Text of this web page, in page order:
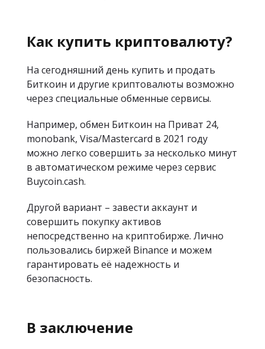
Как купить криптовалюту?
На сегодняшний день купить и продать
Биткоин и другие криптовалюты возможно
через специальные обменные сервисы.
Например, обмен Биткоин на Приват 24,
monobank, Visa/Mastercard в 2021 году
можно легко совершить за несколько минут
в автоматическом режиме через сервис
Buycoin.cash.
Другой вариант – завести аккаунт и
совершить покупку активов
непосредственно на криптобирже. Лично
пользовались биржей Binance и можем
гарантировать её надежность и
безопасность.
В заключение